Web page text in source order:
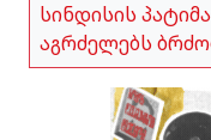
სინდისის
აგრძელებს